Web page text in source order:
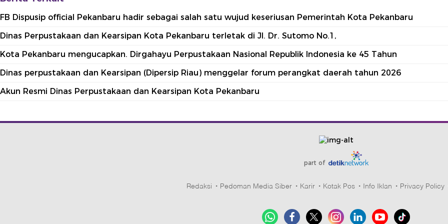
FB Dispusip official Pekanbaru hadir sebagai salah satu wujud keseriusan Pemerintah Kota Pekanbaru
Dinas Perpustakaan dan Kearsipan Kota Pekanbaru terletak di Jl. Dr. Sutomo No.1,
Kota Pekanbaru mengucapkan. Dirgahayu Perpustakaan Nasional Republik Indonesia ke 45 Tahun
Dinas perpustakaan dan Kearsipan (Dipersip Riau) menggelar forum perangkat daerah tahun 2026
Akun Resmi Dinas Perpustakaan dan Kearsipan Kota Pekanbaru
part of
Redaksi Pedoman Media Siber Karir Kotak Pos Info Iklan Privacy Policy